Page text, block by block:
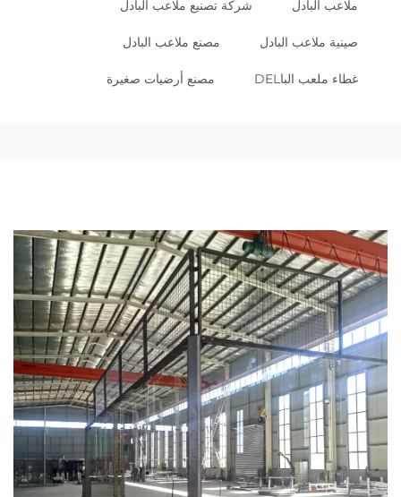
ملاعب البادل شركة تصنيع ملاعب البادل
صينية ملاعب البادل مصنع ملاعب البادل
غطاء ملعب الباDEL مصنع أرضيات صغيرة